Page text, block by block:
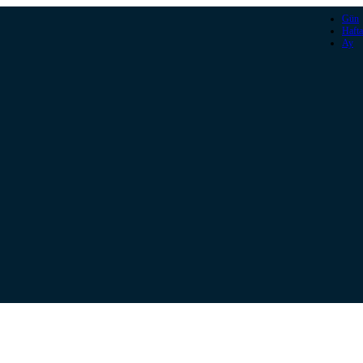
Gün
Hafta
Ay